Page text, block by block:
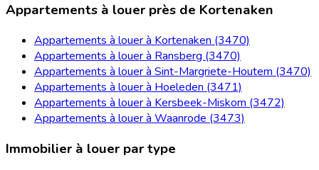
Appartements à louer près de Kortenaken
Appartements à louer à Kortenaken (3470)
Appartements à louer à Ransberg (3470)
Appartements à louer à Sint-Margriete-Houtem (3470)
Appartements à louer à Hoeleden (3471)
Appartements à louer à Kersbeek-Miskom (3472)
Appartements à louer à Waanrode (3473)
Immobilier à louer par type